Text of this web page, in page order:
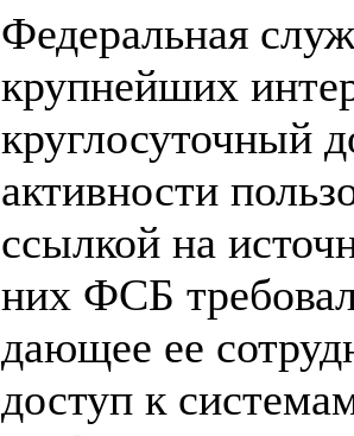
Федеральная
крупнейших
круглосуточный
активности
ссылкой на
них ФСБ
дающее ее
доступ к